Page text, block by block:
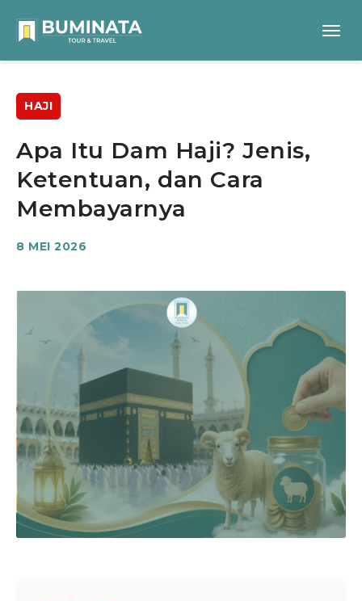
HAJI
Apa Itu Dam Haji? Jenis,
Ketentuan, dan Cara
Membayarnya
8 MEI 2026